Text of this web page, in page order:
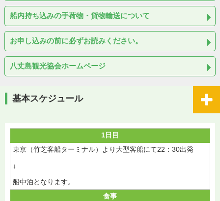
船内持ち込みの手荷物・貨物輸送について
お申し込みの前に必ずお読みください。
八丈島観光協会ホームページ
基本スケジュール
1日目
東京（竹芝客船ターミナル）より大型客船にて22：30出発
↓
船中泊となります。
食事